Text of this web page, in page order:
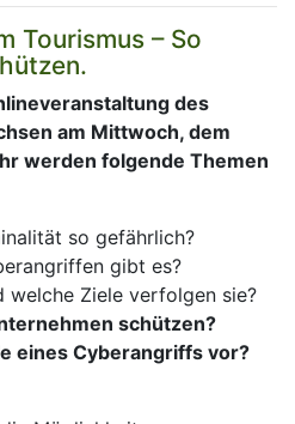
Tourismus – So
des
am Mittwoch, dem
werden folgende Themen
so gefährlich?
gibt es?
welche Ziele verfolgen sie?
schützen?
eines Cyberangriffs vor?